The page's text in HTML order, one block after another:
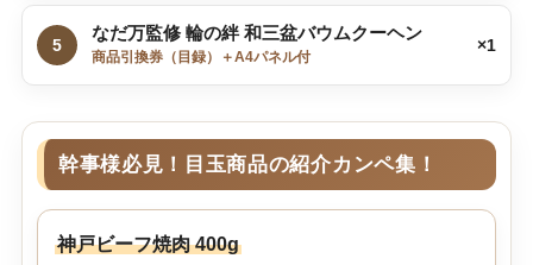
5
なだ万監修 輪の絆 和三盆バウムクーヘン
商品引換券（目録）＋A4パネル付
×1
幹事様必見！目玉商品の紹介カンペ集！
神戸ビーフ焼肉 400g